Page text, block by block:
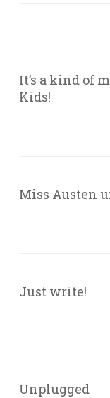
It’s a kind of
Kids!
Miss Austen
Just write!
Unplugged